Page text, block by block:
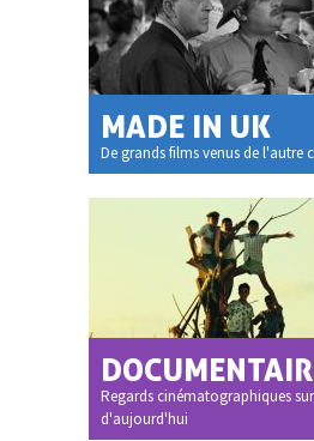
MADE IN UK
De grands films venus de l'autre
Regards cinématographiques
d'aujourd'hui